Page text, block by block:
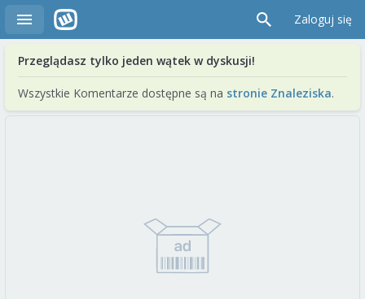
Zaloguj się
Przeglądasz tylko jeden wątek w dyskusji!
Wszystkie Komentarze dostępne są na stronie Znaleziska.